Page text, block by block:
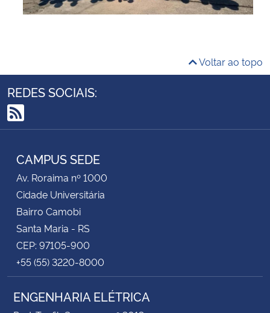
Voltar ao topo
REDES SOCIAIS:
RSS
CAMPUS SEDE
Av. Roraima nº 1000
Cidade Universitária
Bairro Camobi
Santa Maria - RS
CEP: 97105-900
+55 (55) 3220-8000
ENGENHARIA ELÉTRICA